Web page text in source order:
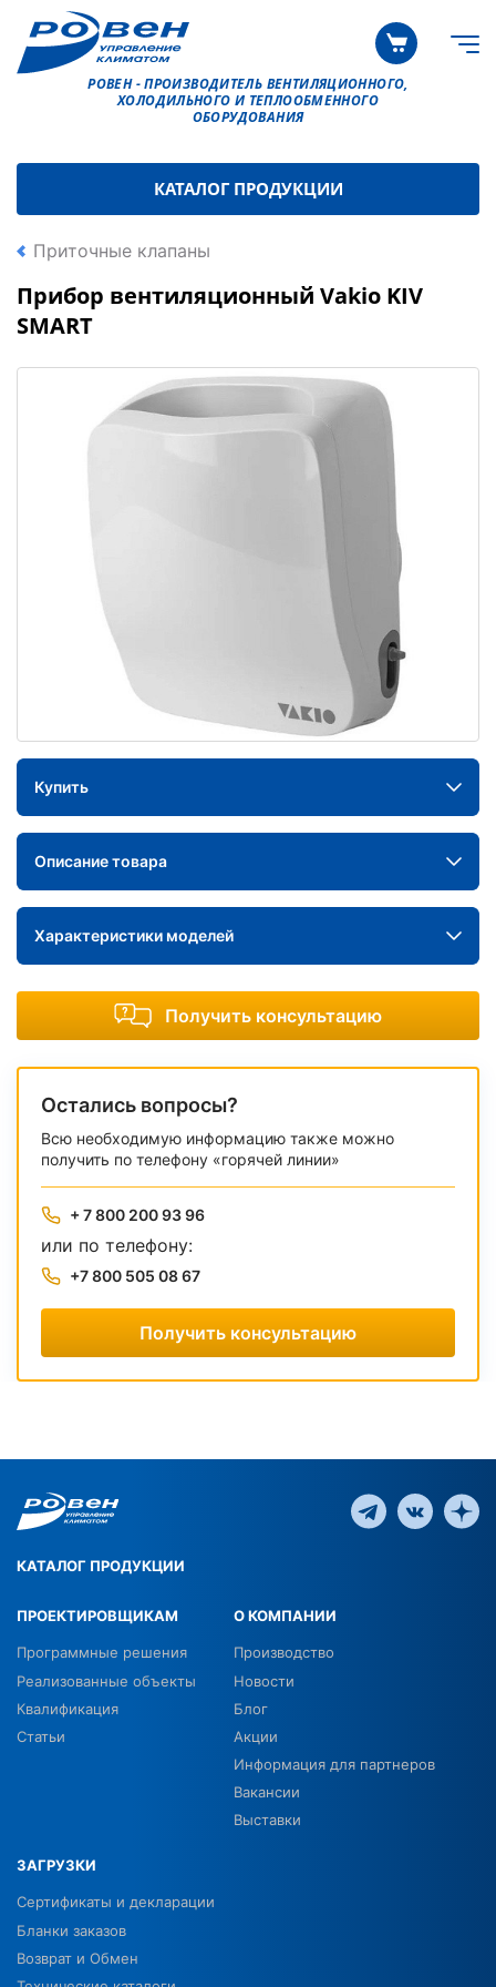
РОВЕН - ПРОИЗВОДИТЕЛЬ ВЕНТИЛЯЦИОННОГО,
ХОЛОДИЛЬНОГО И ТЕПЛООБМЕННОГО
ОБОРУДОВАНИЯ
КАТАЛОГ ПРОДУКЦИИ
Приточные клапаны
Прибор вентиляционный Vakio KIV
SMART
Купить
Описание товара
Характеристики моделей
Получить консультацию
Остались вопросы?
Всю необходимую информацию также можно
получить по телефону «горячей линии»
+ 7 800 200 93 96
или по телефону:
+7 800 505 08 67
Получить консультацию
КАТАЛОГ ПРОДУКЦИИ
ПРОЕКТИРОВЩИКАМ
Программные решения
Реализованные объекты
Квалификация
Статьи
О КОМПАНИИ
Производство
Новости
Блог
Акции
Информация для партнеров
Вакансии
Выставки
ЗАГРУЗКИ
Сертификаты и декларации
Бланки заказов
Возврат и Обмен